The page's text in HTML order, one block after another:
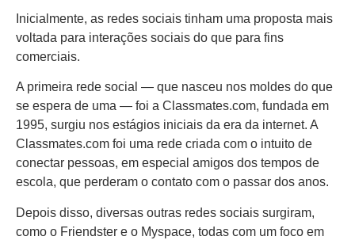
Inicialmente, as redes sociais tinham uma proposta mais
voltada para interações sociais do que para fins
comerciais.
A primeira rede social — que nasceu nos moldes do que
se espera de uma — foi a Classmates.com, fundada em
1995, surgiu nos estágios iniciais da era da internet. A
Classmates.com foi uma rede criada com o intuito de
conectar pessoas, em especial amigos dos tempos de
escola, que perderam o contato com o passar dos anos.
Depois disso, diversas outras redes sociais surgiram,
como o Friendster e o Myspace, todas com um foco em